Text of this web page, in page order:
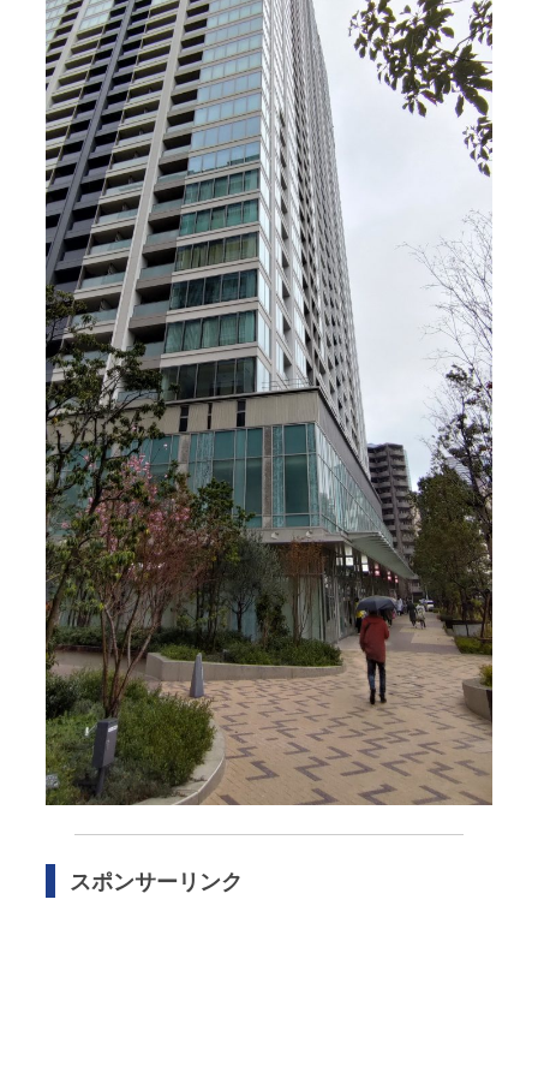
スポンサーリンク